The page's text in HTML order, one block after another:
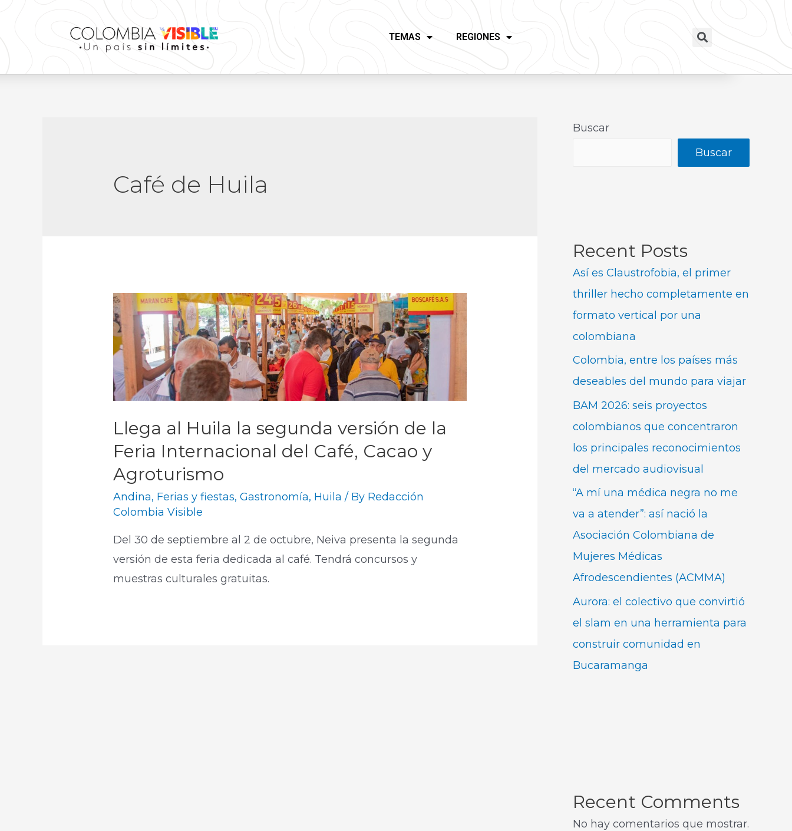
TEMAS REGIONES
Café de Huila
Llega al Huila la segunda versión de la
Feria Internacional del Café, Cacao y
Agroturismo
Andina, Ferias y fiestas,Gastronomía, Huila / By Redacción
Colombia Visible
Del 30 de septiembre al 2 de octubre, Neiva presenta la segunda
versión de esta feria dedicada al café. Tendrá concursos y
muestras culturales gratuitas.
Buscar
Buscar
Recent Posts
Así es Claustrofobia, el primer
thriller hecho completamente en
formato vertical por una
colombiana
Colombia, entre los países más
deseables del mundo para viajar
BAM 2026: seis proyectos
colombianos que concentraron
los principales reconocimientos
del mercado audiovisual
“A mí una médica negra no me
va a atender”: así nació la
Asociación Colombiana de
Mujeres Médicas
Afrodescendientes (ACMMA)
Aurora: el colectivo que convirtió
el slam en una herramienta para
construir comunidad en
Bucaramanga
Recent Comments
No hay comentarios que mostrar.